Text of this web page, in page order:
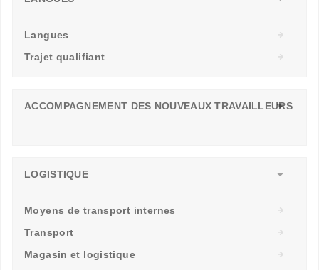
Langues
Trajet qualifiant
ACCOMPAGNEMENT DES NOUVEAUX TRAVAILLEURS
LOGISTIQUE
Moyens de transport internes
Transport
Magasin et logistique